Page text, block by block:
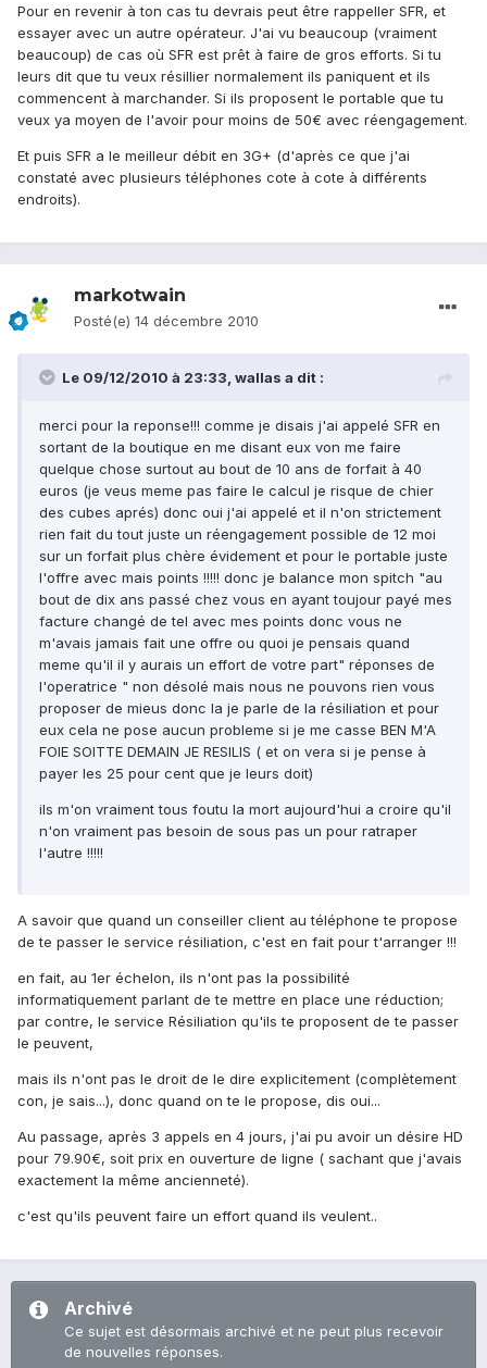
Pour en revenir à ton cas tu devrais peut être rappeller SFR, et
essayer avec un autre opérateur. J'ai vu beaucoup (vraiment
beaucoup) de cas où SFR est prêt à faire de gros efforts. Si tu
leurs dit que tu veux résillier normalement ils paniquent et ils
commencent à marchander. Si ils proposent le portable que tu
veux ya moyen de l'avoir pour moins de 50€ avec réengagement.
Et puis SFR a le meilleur débit en 3G+ (d'après ce que j'ai
constaté avec plusieurs téléphones cote à cote à différents
endroits).
markotwain
Posté(e) 14 décembre 2010
Le 09/12/2010 à 23:33, wallas a dit :
merci pour la reponse!!! comme je disais j'ai appelé SFR en
sortant de la boutique en me disant eux von me faire
quelque chose surtout au bout de 10 ans de forfait à 40
euros (je veus meme pas faire le calcul je risque de chier
des cubes aprés) donc oui j'ai appelé et il n'on strictement
rien fait du tout juste un réengagement possible de 12 moi
sur un forfait plus chère évidement et pour le portable juste
l'offre avec mais points !!!!! donc je balance mon spitch "au
bout de dix ans passé chez vous en ayant toujour payé mes
facture changé de tel avec mes points donc vous ne
m'avais jamais fait une offre ou quoi je pensais quand
meme qu'il il y aurais un effort de votre part" réponses de
l'operatrice " non désolé mais nous ne pouvons rien vous
proposer de mieus donc la je parle de la résiliation et pour
eux cela ne pose aucun probleme si je me casse BEN M'A
FOIE SOITTE DEMAIN JE RESILIS ( et on vera si je pense à
payer les 25 pour cent que je leurs doit)
ils m'on vraiment tous foutu la mort aujourd'hui a croire qu'il
n'on vraiment pas besoin de sous pas un pour ratraper
l'autre !!!!!
A savoir que quand un conseiller client au téléphone te propose
de te passer le service résiliation, c'est en fait pour t'arranger !!!
en fait, au 1er échelon, ils n'ont pas la possibilité
informatiquement parlant de te mettre en place une réduction;
par contre, le service Résiliation qu'ils te proposent de te passer
le peuvent,
mais ils n'ont pas le droit de le dire explicitement (complètement
con, je sais...), donc quand on te le propose, dis oui...
Au passage, après 3 appels en 4 jours, j'ai pu avoir un désire HD
pour 79.90€, soit prix en ouverture de ligne ( sachant que j'avais
exactement la même ancienneté).
c'est qu'ils peuvent faire un effort quand ils veulent..
Archivé
Ce sujet est désormais archivé et ne peut plus recevoir
de nouvelles réponses.